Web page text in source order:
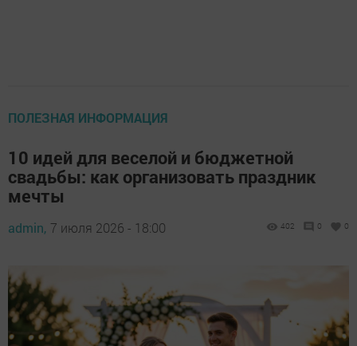
ПОЛЕЗНАЯ ИНФОРМАЦИЯ
10 идей для веселой и бюджетной
свадьбы: как организовать праздник
мечты
admin, 7 июля 2026 - 18:00 402 0 0